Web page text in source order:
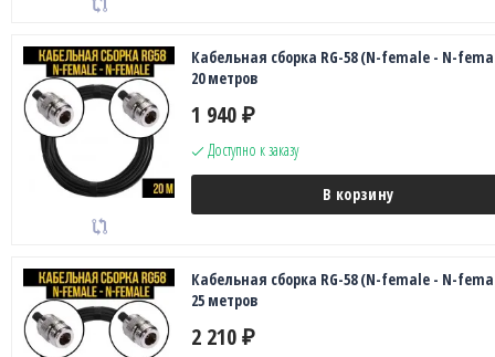
Кабельная сборка RG-58 (N-female - N-
20 метров
1 940 ₽
Доступно к заказу
В корзину
Кабельная сборка RG-58 (N-female - N-
25 метров
2 210 ₽